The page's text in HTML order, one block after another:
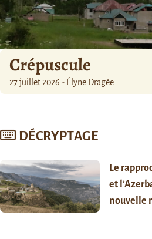
Crépuscule
27 juillet 2026 - Élyne Dragée
DÉCRYPTAGE
Le
et
nouvelle